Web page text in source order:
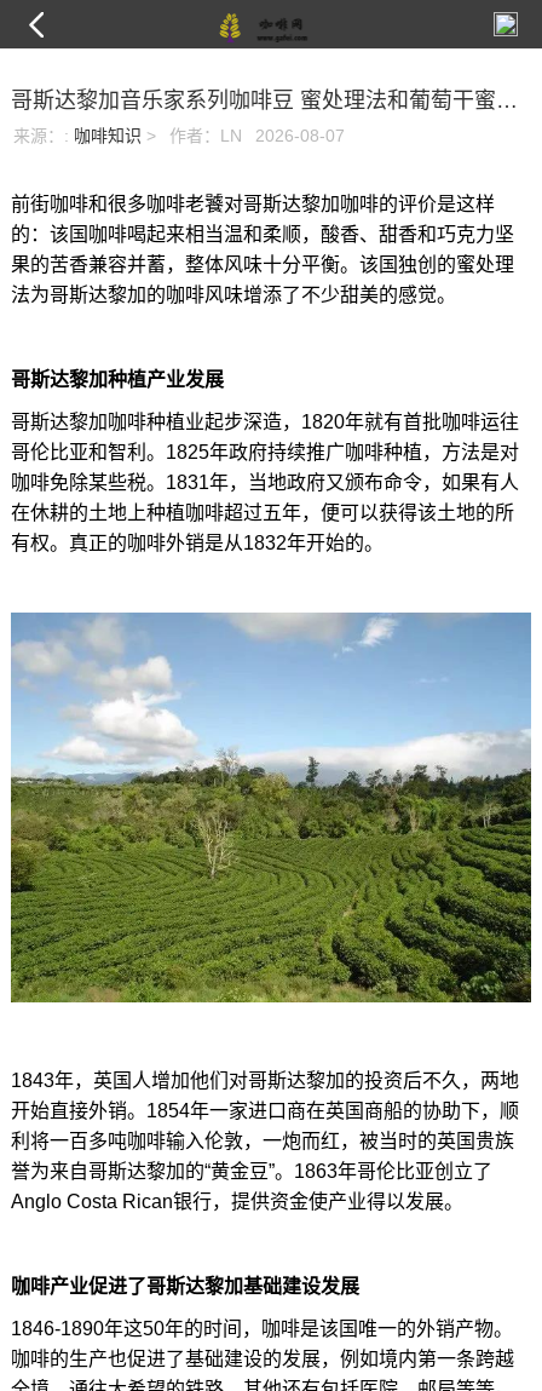
哥斯达黎加音乐家系列咖啡豆 蜜处理法和葡萄干蜜处理法的区别
来源： : 咖啡知识 > 作者：LN 2026-08-07
前街咖啡和很多咖啡老饕对哥斯达黎加咖啡的评价是这样
的：该国咖啡喝起来相当温和柔顺，酸香、甜香和巧克力坚
果的苦香兼容并蓄，整体风味十分平衡。该国独创的蜜处理
法为哥斯达黎加的咖啡风味增添了不少甜美的感觉。
哥斯达黎加种植产业发展
哥斯达黎加咖啡种植业起步深造，1820年就有首批咖啡运往
哥伦比亚和智利。1825年政府持续推广咖啡种植，方法是对
咖啡免除某些税。1831年，当地政府又颁布命令，如果有人
在休耕的土地上种植咖啡超过五年，便可以获得该土地的所
有权。真正的咖啡外销是从1832年开始的。
1843年，英国人增加他们对哥斯达黎加的投资后不久，两地
开始直接外销。1854年一家进口商在英国商船的协助下，顺
利将一百多吨咖啡输入伦敦，一炮而红，被当时的英国贵族
誉为来自哥斯达黎加的“黄金豆”。1863年哥伦比亚创立了
Anglo Costa Rican银行，提供资金使产业得以发展。
咖啡产业促进了哥斯达黎加基础建设发展
1846-1890年这50年的时间，咖啡是该国唯一的外销产物。
咖啡的生产也促进了基础建设的发展，例如境内第一条跨越